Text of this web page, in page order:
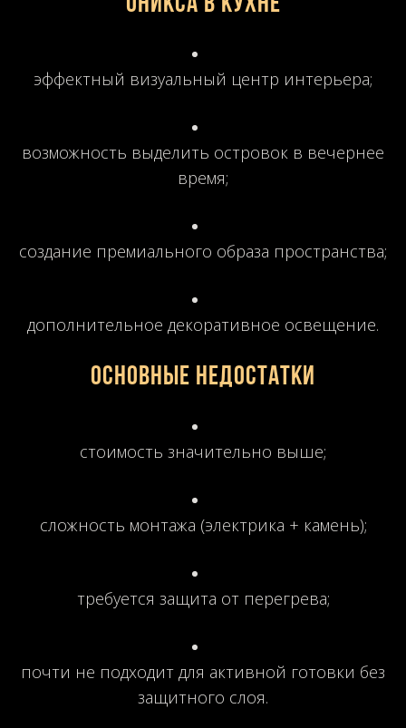
эффектный визуальный центр интерьера;
возможность выделить островок в вечернее
время;
создание премиального образа пространства;
дополнительное декоративное освещение.
Основные недостатки
стоимость значительно выше;
сложность монтажа (электрика + камень);
требуется защита от перегрева;
почти не подходит для активной готовки без
защитного слоя.